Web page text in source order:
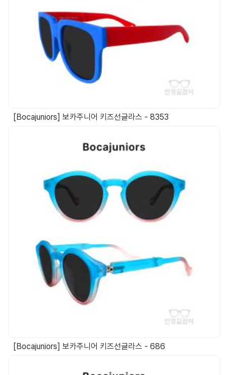
[Bocajuniors] 보카주니어 키즈선글라스 - 8353
[Bocajuniors] 보카주니어 키즈선글라스 - 686